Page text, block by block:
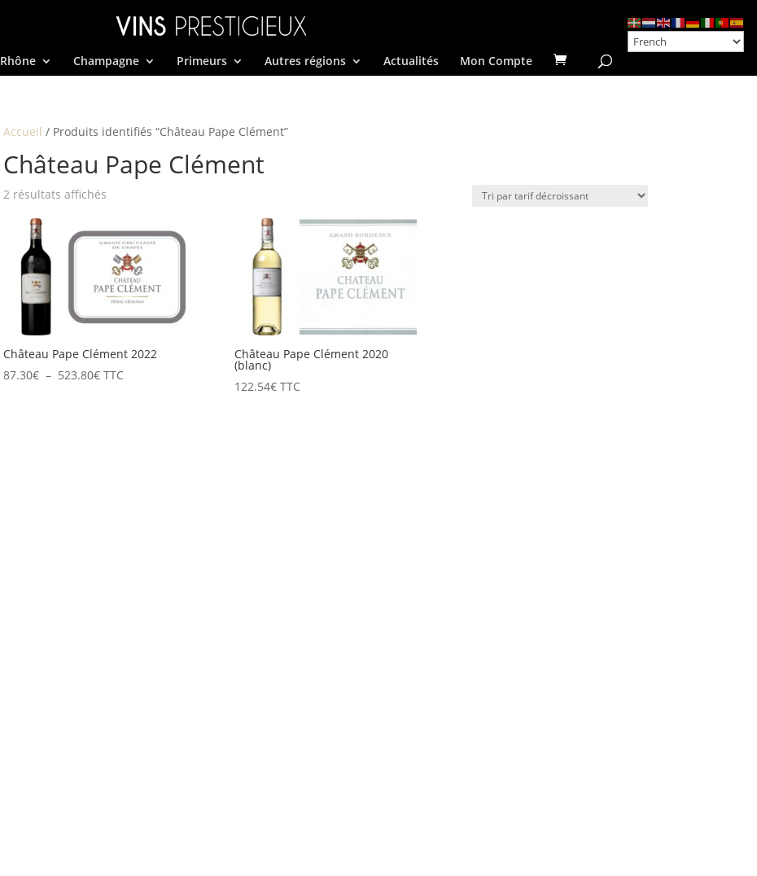
Rhône Champagne Primeurs Autres régions Actualités Mon Compte
Accueil / Produits identifiés “Château Pape Clément”
Château Pape Clément
2 résultats affichésTrié
prix
décroissant
Château Pape Clément 2022
87.30€ – 523.80€Plage
TTC
Château Pape Clément 2020
(blanc)
122.54€ TTC